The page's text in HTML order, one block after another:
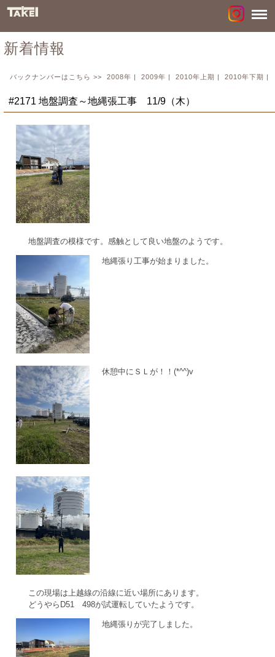
新着情報
バックナンバーはこちら >> 2008年 | 2009年 | 2010年上期 | 2010年下期 |
#2171 地盤調査～地縄張工事 11/9（木）
地盤調査の模様です。感触として良い地盤のようです。
地縄張り工事が始まりました。
休憩中にＳＬが！！(*^^)v
この現場は上越線の沿線に近い場所にあります。
どうやらD51 498が試運転していたようです。
地縄張りが完了しました。